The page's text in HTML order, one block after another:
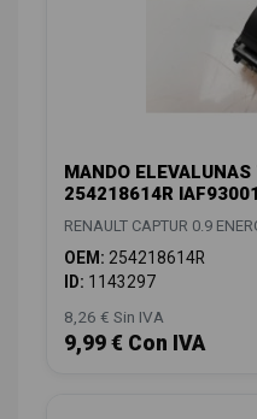
MANDO
254218614R
RENAULT CAPTUR 0.9
OEM: 254218614R
ID: 1143297
8,26 € Sin IVA
9,99 € Con IVA